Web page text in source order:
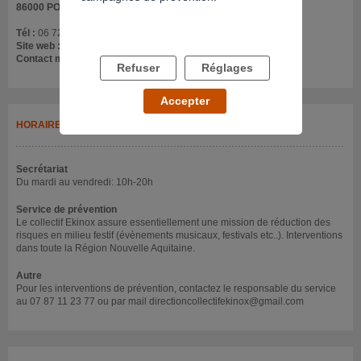
86000 POITIERS
Tél : 06 72 85 53 49
Site web :
Contact mail :
collectif.ekinox86@gmail.com
HORAIRES
Secrétariat
Du mardi au vendredi: 10h-20h
Service de prévention
Le collectif Ekinox assure essentiellement une mission de réduction des
risques en milieu festif (évènements musicaux, festivals etc..). Interventions
dans toute la Région Nouvelle Aquitaine.
Autre
Pour les interventions de prévention, contactez le responsable du service
au 07 87 11 23 77 ou par mail directioncollectifekinox@gmail.com
Refuser Réglages
Accepter